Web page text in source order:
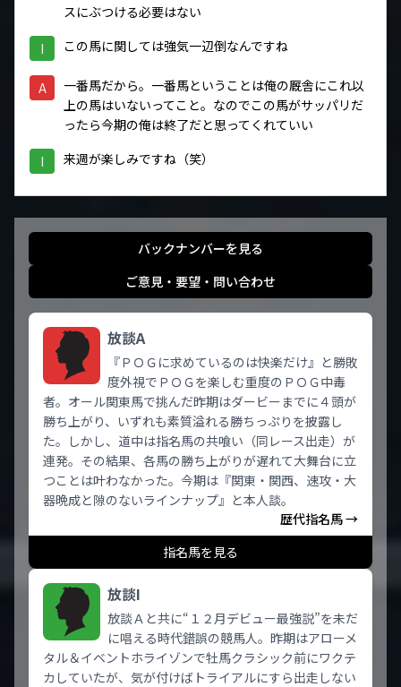
スにぶつける必要はない
I この馬に関しては強気一辺倒なんですね
A
一番馬だから。一番馬ということは俺の厩舎にこれ以
上の馬はいないってこと。なのでこの馬がサッパリだ
ったら今期の俺は終了だと思ってくれていい
I 来週が楽しみですね（笑）
バックナンバーを見る
ご意見・要望・問い合わせ
放談A
『ＰＯＧに求めているのは快楽だけ』と勝敗
度外視でＰＯＧを楽しむ重度のＰＯＧ中毒
者。オール関東馬で挑んだ昨期はダービーまでに４頭が
勝ち上がり、いずれも素質溢れる勝ちっぷりを披露し
た。しかし、道中は指名馬の共喰い（同レース出走）が
連発。その結果、各馬の勝ち上がりが遅れて大舞台に立
つことは叶わなかった。今期は『関東・関西、速攻・大
器晩成と隙のないラインナップ』と本人談。
歴代指名馬 →
指名馬を見る
放談I
放談Ａと共に“１２月デビュー最強説”を未だ
に唱える時代錯誤の競馬人。昨期はアローメ
タル＆イベントホライゾンで牡馬クラシック前にワクテ
カしていたが、気が付けばトライアルにすら出走しない